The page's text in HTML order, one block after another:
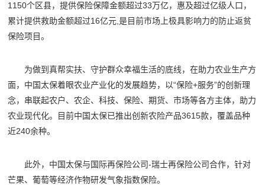
1150个区县，提供保险保障金额超过33万亿，惠及超过亿级人口，
累计提供救助金额超过16亿元,是目前市场上极具影响力的防止返贫
保险项目。
为做到真帮实扶、守护群众幸福生活的底线，在助力农业生产方
面，中国太保着眼农业产业化的发展趋势，以“保险+服务”的创新理
念，串联起农户、农企、科技、保险、期货、市场等各方主体，助力
农业现代化。目前中国太保已推出创新农险产品3615款，覆盖品种
近240余种。
此外，中国太保与国际再保险公司-瑞士再保险公司合作，针对
芒果、葡萄等经济作物研发气象指数保险。